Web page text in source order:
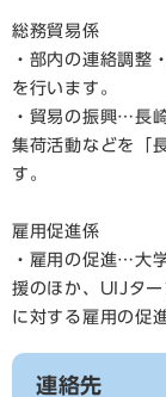
総務貿易係
・部内の連絡調整
を行います。
・貿易の振興…長
集荷活動などを「
す。
雇用促進係
・雇用の促進…大
援のほか、UIJタ
に対する雇用の促
連絡先